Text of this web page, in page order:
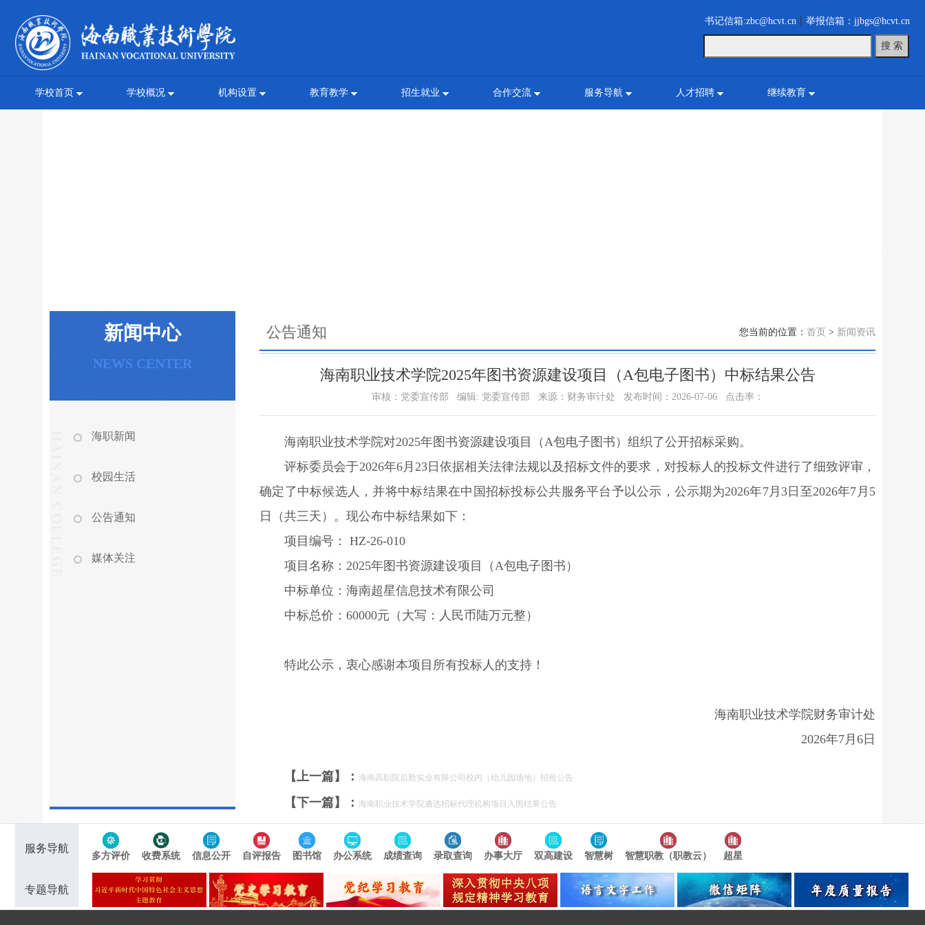
书记信箱:zbc@hcvt.cn 举报信箱：jjbgs@hcvt.cn
学校首页 学校概况 机构设置 教育教学 招生就业 合作交流 服务导航 人才招聘 继续教育
新闻中心
NEWS CENTER
海职新闻
校园生活
公告通知
媒体关注
公告通知 您当前的位置： 首页 > 新闻资讯
海南职业技术学院2025年图书资源建设项目（A包电子图书）中标结果公告
审核：党委宣传部 编辑: 党委宣传部 来源：财务审计处 发布时间：2026-07-06 点击率：
海南职业技术学院对2025年图书资源建设项目（A包电子图书）组织了公开招标采购。
评标委员会于2026年6月23日依据相关法律法规以及招标文件的要求，对投标人的投标文件进行了细致评审，
确定了中标候选人，并将中标结果在中国招标投标公共服务平台予以公示，公示期为2026年7月3日至2026年7月5
日（共三天）。现公布中标结果如下：
项目编号： HZ-26-010
项目名称：2025年图书资源建设项目（A包电子图书）
中标单位：海南超星信息技术有限公司
中标总价：60000元（大写：人民币陆万元整）
特此公示，衷心感谢本项目所有投标人的支持！
海南职业技术学院财务审计处
2026年7月6日
【上一篇】： 海南高职院后勤实业有限公司校内（幼儿园场地）招租公告
【下一篇】： 海南职业技术学院遴选招标代理机构项目入围结果公告
服务导航
多方评价 收费系统 信息公开 自评报告 图书馆 办公系统 成绩查询 录取查询 办事大厅 双高建设 智慧树 智慧职教（职教云） 超星
专题导航